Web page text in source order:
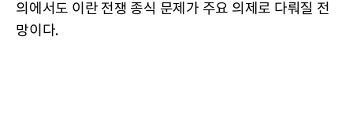
의에서도 이란 전쟁 종식 문제가 주요 의제로 다뤄질 전
망이다.